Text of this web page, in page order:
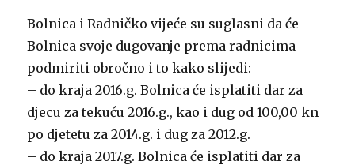
Bolnica i Radničko vijeće su suglasni da će
Bolnica svoje dugovanje prema radnicima
podmiriti obročno i to kako slijedi:
– do kraja 2016.g. Bolnica će isplatiti dar za
djecu za tekuću 2016.g., kao i dug od 100,00 kn
po djetetu za 2014.g. i dug za 2012.g.
– do kraja 2017.g. Bolnica će isplatiti dar za